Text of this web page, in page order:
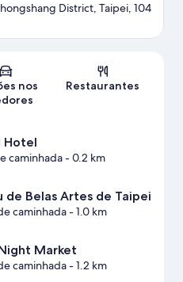
Mapa
District, Taipei, 104
nos
Restaurantes
Hotel
caminhada- 0.2 km
de Belas Artes de Taipei
caminhada- 1.0 km
Market
caminhada- 1.2 km